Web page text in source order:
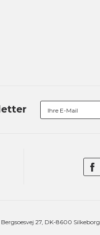
Bergsoesvej 27, DK-8600 Silkeborg